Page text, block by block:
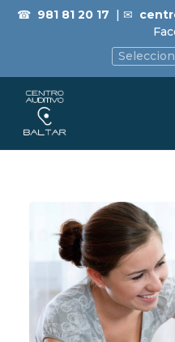
☎ 981 81 20 17 | ✉